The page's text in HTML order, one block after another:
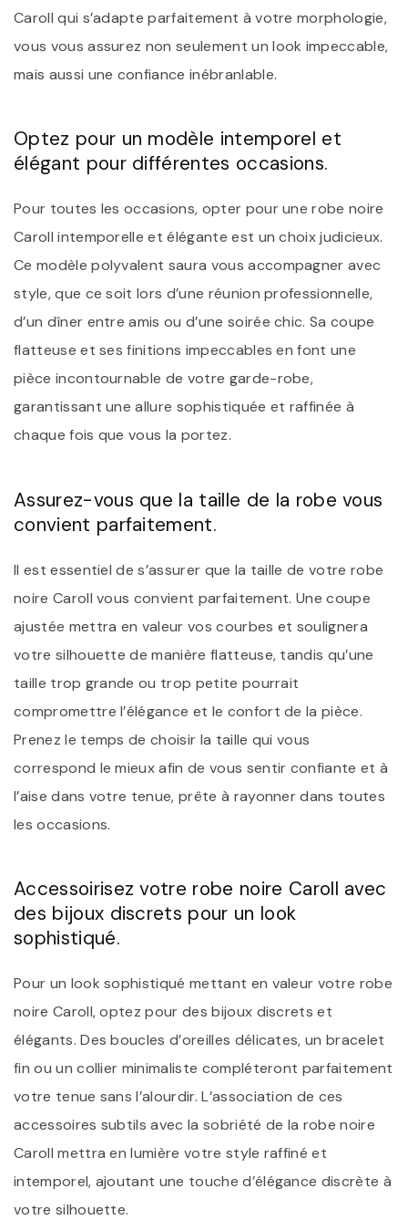
Caroll qui s’adapte parfaitement à votre morphologie,
vous vous assurez non seulement un look impeccable,
mais aussi une confiance inébranlable.
Optez pour un modèle intemporel et
élégant pour différentes occasions.
Pour toutes les occasions, opter pour une robe noire
Caroll intemporelle et élégante est un choix judicieux.
Ce modèle polyvalent saura vous accompagner avec
style, que ce soit lors d’une réunion professionnelle,
d’un dîner entre amis ou d’une soirée chic. Sa coupe
flatteuse et ses finitions impeccables en font une
pièce incontournable de votre garde-robe,
garantissant une allure sophistiquée et raffinée à
chaque fois que vous la portez.
Assurez-vous que la taille de la robe vous
convient parfaitement.
Il est essentiel de s’assurer que la taille de votre robe
noire Caroll vous convient parfaitement. Une coupe
ajustée mettra en valeur vos courbes et soulignera
votre silhouette de manière flatteuse, tandis qu’une
taille trop grande ou trop petite pourrait
compromettre l’élégance et le confort de la pièce.
Prenez le temps de choisir la taille qui vous
correspond le mieux afin de vous sentir confiante et à
l’aise dans votre tenue, prête à rayonner dans toutes
les occasions.
Accessoirisez votre robe noire Caroll avec
des bijoux discrets pour un look
sophistiqué.
Pour un look sophistiqué mettant en valeur votre robe
noire Caroll, optez pour des bijoux discrets et
élégants. Des boucles d’oreilles délicates, un bracelet
fin ou un collier minimaliste compléteront parfaitement
votre tenue sans l’alourdir. L’association de ces
accessoires subtils avec la sobriété de la robe noire
Caroll mettra en lumière votre style raffiné et
intemporel, ajoutant une touche d’élégance discrète à
votre silhouette.